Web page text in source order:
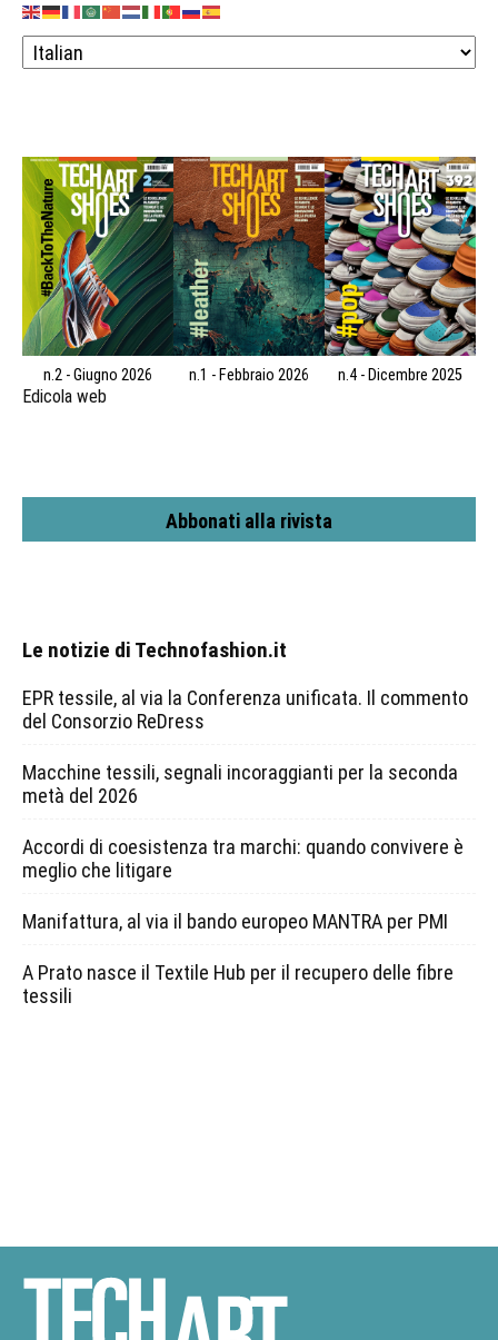
n.2 - Giugno 2026 n.1 - Febbraio 2026 n.4 - Dicembre 2025
Edicola web
Abbonati alla rivista
Le notizie di Technofashion.it
EPR tessile, al via la Conferenza unificata. Il commento
del Consorzio ReDress
Macchine tessili, segnali incoraggianti per la seconda
metà del 2026
Accordi di coesistenza tra marchi: quando convivere è
meglio che litigare
Manifattura, al via il bando europeo MANTRA per PMI
A Prato nasce il Textile Hub per il recupero delle fibre
tessili